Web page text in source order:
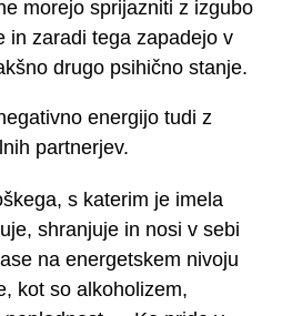
morejo sprijazniti z izgubo
in zaradi tega zapadejo v
drugo psihično stanje.
energijo tudi z
partnerjev.
s katerim je imela
shranjuje in nosi v sebi
na energetskem nivoju
kot so alkoholizem,